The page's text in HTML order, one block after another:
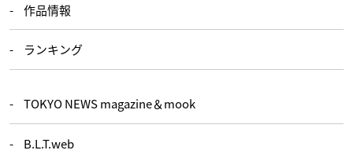
作品情報
ランキング
TOKYO NEWS magazine＆mook
B.L.T.web